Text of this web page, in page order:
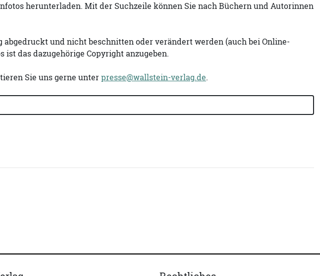
herunterladen. Mit der Suchzeile können Sie nach Büchern und Autorinnen
und nicht beschnitten oder verändert werden (auch bei Online-
das dazugehörige Copyright anzugeben.
Sie uns gerne unterpresse@wallstein-verlag.de.
suchen: